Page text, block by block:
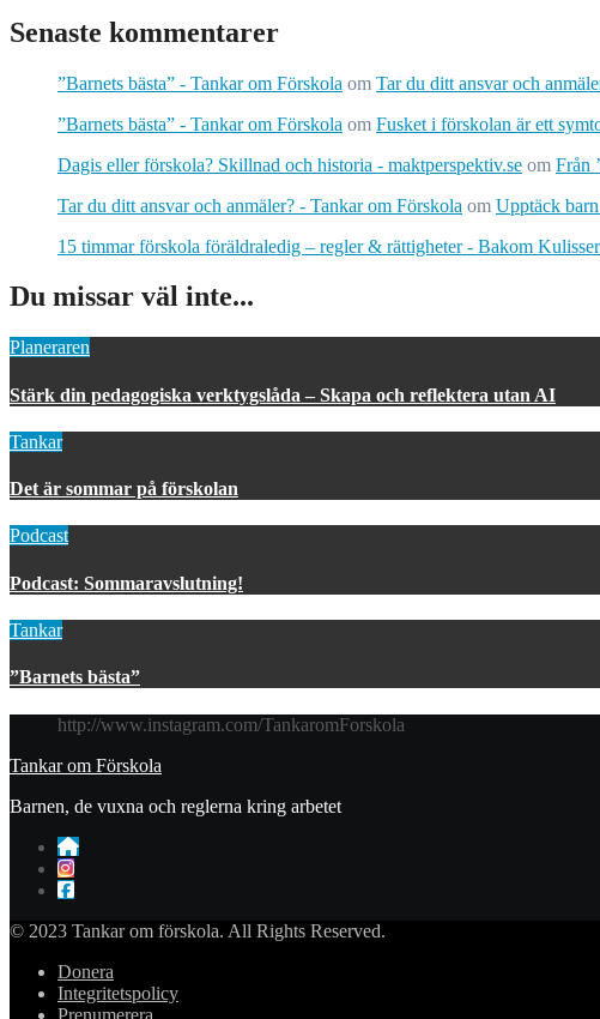
Senaste kommentarer
”Barnets bästa” - Tankar om Förskola om Tar du ditt ansvar och
”Barnets bästa” - Tankar om Förskola om Fusket i förskolan är ett
Dagis eller förskola? Skillnad och historia - maktperspektiv.se om Från
Tar du ditt ansvar och anmäler? - Tankar om Förskola om Upptäck
15 timmar förskola föräldraledig – regler & rättigheter - Bakom
Du missar väl inte...
Planeraren
Stärk din pedagogiska verktygslåda – Skapa och reflektera utan AI
Tankar
Det är sommar på förskolan
Podcast
Podcast: Sommaravslutning!
Tankar
”Barnets bästa”
http://www.instagram.com/TankaromForskola
Tankar om Förskola
Barnen, de vuxna och reglerna kring arbetet
© 2023 Tankar om förskola. All Rights Reserved.
Donera
Integritetspolicy
Prenumerera